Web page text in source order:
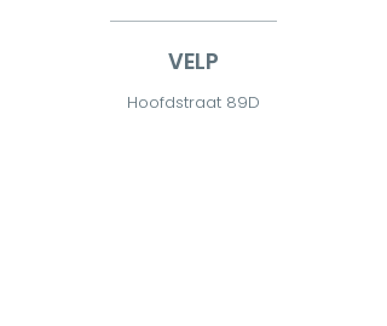
VELP
Hoofdstraat 89D